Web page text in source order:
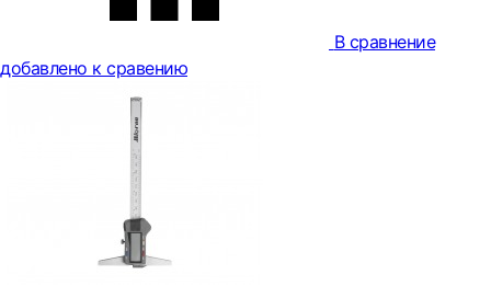
В сравнение
добавлено к сравению